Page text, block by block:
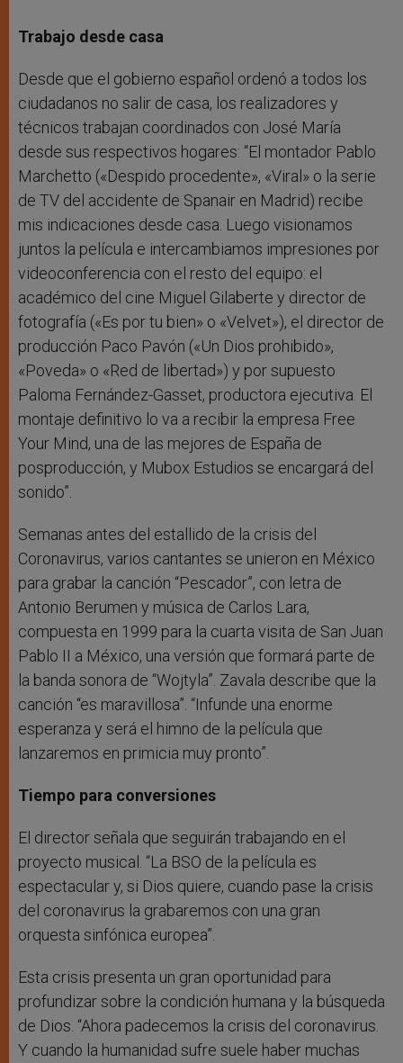
Trabajo desde casa
Desde que el gobierno español ordenó a todos los
ciudadanos no salir de casa, los realizadores y
técnicos trabajan coordinados con José María
desde sus respectivos hogares: “El montador Pablo
Marchetto («Despido procedente», «Viral» o la serie
de TV del accidente de Spanair en Madrid) recibe
mis indicaciones desde casa. Luego visionamos
juntos la película e intercambiamos impresiones por
videoconferencia con el resto del equipo: el
académico del cine Miguel Gilaberte y director de
fotografía («Es por tu bien» o «Velvet»), el director de
producción Paco Pavón («Un Dios prohibido»,
«Poveda» o «Red de libertad») y por supuesto
Paloma Fernández-Gasset, productora ejecutiva. El
montaje definitivo lo va a recibir la empresa Free
Your Mind, una de las mejores de España de
posproducción, y Mubox Estudios se encargará del
sonido”.
Semanas antes del estallido de la crisis del
Coronavirus, varios cantantes se unieron en México
para grabar la canción “Pescador”, con letra de
Antonio Berumen y música de Carlos Lara,
compuesta en 1999 para la cuarta visita de San Juan
Pablo II a México, una versión que formará parte de
la banda sonora de “Wojtyla”. Zavala describe que la
canción “es maravillosa”. “Infunde una enorme
esperanza y será el himno de la película que
lanzaremos en primicia muy pronto”.
Tiempo para conversiones
El director señala que seguirán trabajando en el
proyecto musical. “La BSO de la película es
espectacular y, si Dios quiere, cuando pase la crisis
del coronavirus la grabaremos con una gran
orquesta sinfónica europea”.
Esta crisis presenta un gran oportunidad para
profundizar sobre la condición humana y la búsqueda
de Dios. “Ahora padecemos la crisis del coronavirus.
Y cuando la humanidad sufre suele haber muchas